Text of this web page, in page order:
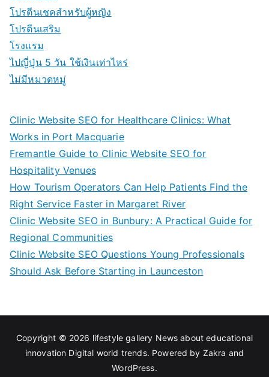
โปรตีนเชคสำหรับผู้หญิง
โปรตีนเสริม
โรงแรม
ไปญี่ปุ่น 5 วัน ใช้เงินเท่าไหร่
ไม่มีหมวดหมู่
Clinic Website SEO for Healthcare Clinics: What
Works in Port Macquarie
Fremantle Guide to Clinic Website SEO for
Hospitality Venues
How Tourism Operators Can Help Patients Find the
Right Service Faster in Margaret River
Clinic Website SEO in Bunbury: A Practical Guide for
Regional Communities
Clinic Website SEO Questions Young Professionals
Should Ask Before Starting in Launceston
Copyright © 2026 lifestyle gallery News about educational
innovation Digital world trends. Powered by Zakra and
WordPress.